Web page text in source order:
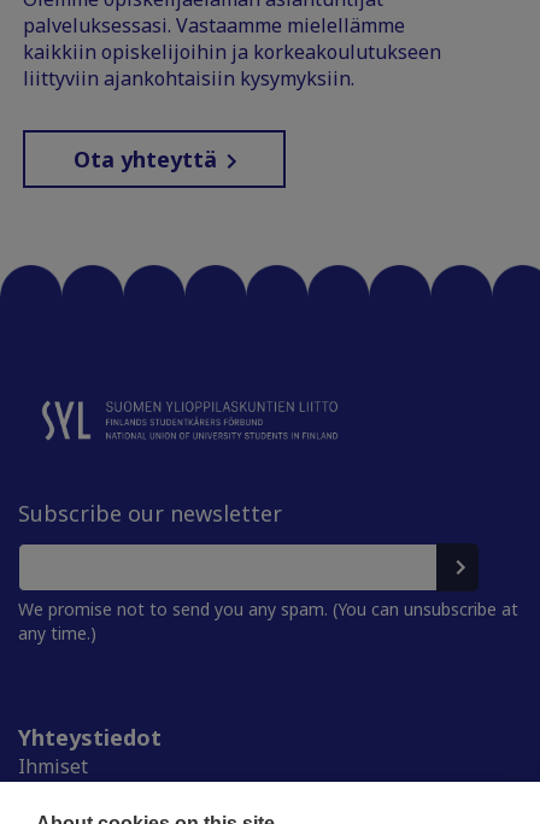
palveluksessasi. Vastaamme mielellämme
kaikkiin opiskelijoihin ja korkeakoulutukseen
liittyviin ajankohtaisiin kysymyksiin.
Ota yhteyttä
Subscribe our newsletter
We promise not to send you any spam. (You can unsubscribe at
any time.)
Yhteystiedot
Ihmiset